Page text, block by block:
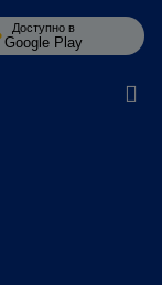
Доступно в
Google Play